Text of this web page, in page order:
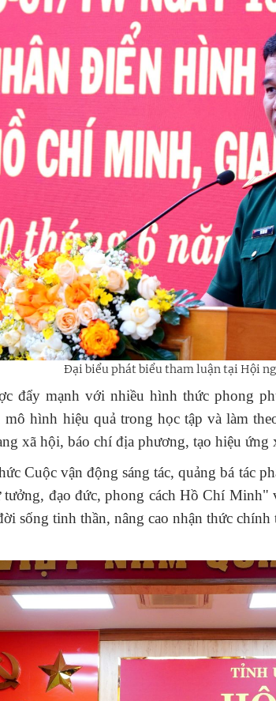
Đại biểu phát biểu tham luận tại Hội
đẩy mạnh với nhiều hình thức phong
hình hiệu quả trong học tập và làm
xã hội, báo chí địa phương, tạo hiệu ứng
Cuộc vận động sáng tác, quảng bá tác
tưởng, đạo đức, phong cách Hồ Chí
sống tinh thần, nâng cao nhận thức